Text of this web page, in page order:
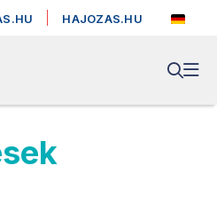
HAJOZAS.HU